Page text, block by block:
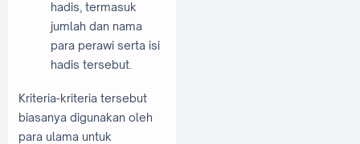
hadis, termasuk
jumlah dan nama
para perawi serta isi
hadis tersebut.
Kriteria-kriteria tersebut
biasanya digunakan oleh
para ulama untuk